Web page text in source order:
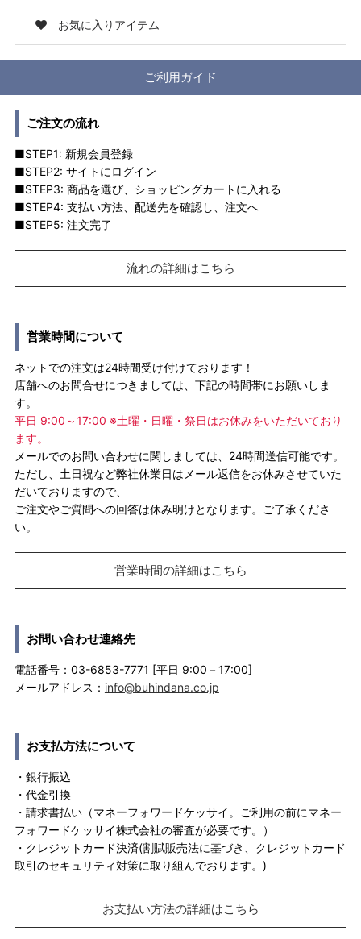
お気に入りアイテム
ご利用ガイド
ご注文の流れ
■STEP1: 新規会員登録
■STEP2: サイトにログイン
■STEP3: 商品を選び、ショッピングカートに入れる
■STEP4: 支払い方法、配送先を確認し、注文へ
■STEP5: 注文完了
流れの詳細はこちら
営業時間について
ネットでの注文は24時間受け付けております！
店舗へのお問合せにつきましては、下記の時間帯にお願いしま
す。
平日 9:00～17:00 ※土曜・日曜・祭日はお休みをいただいており
ます。
メールでのお問い合わせに関しましては、24時間送信可能です。
ただし、土日祝など弊社休業日はメール返信をお休みさせていた
だいておりますので、
ご注文やご質問への回答は休み明けとなります。ご了承くださ
い。
営業時間の詳細はこちら
お問い合わせ連絡先
電話番号：03-6853-7771 [平日 9:00－17:00]
メールアドレス： info@buhindana.co.jp
お支払方法について
・銀行振込
・代金引換
・請求書払い（マネーフォワードケッサイ。ご利用の前にマネー
フォワードケッサイ株式会社の審査が必要です。）
・クレジットカード決済(割賦販売法に基づき、クレジットカード
取引のセキュリティ対策に取り組んでおります。)
お支払い方法の詳細はこちら